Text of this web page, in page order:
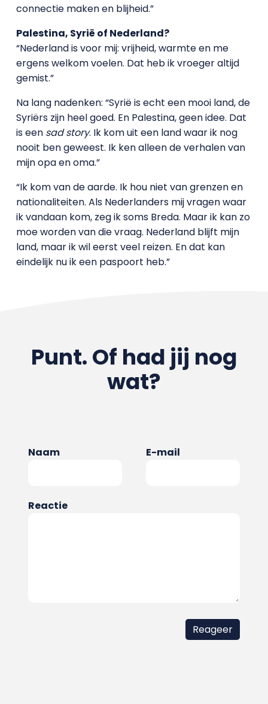
connectie maken en blijheid.”
Palestina, Syrië of Nederland?
“Nederland is voor mij: vrijheid, warmte en me
ergens welkom voelen. Dat heb ik vroeger altijd
gemist.”
Na lang nadenken: “Syrië is echt een mooi land, de
Syriërs zijn heel goed. En Palestina, geen idee. Dat
is een sad story. Ik kom uit een land waar ik nog
nooit ben geweest. Ik ken alleen de verhalen van
mijn opa en oma.”
“Ik kom van de aarde. Ik hou niet van grenzen en
nationaliteiten. Als Nederlanders mij vragen waar
ik vandaan kom, zeg ik soms Breda. Maar ik kan zo
moe worden van die vraag. Nederland blijft mijn
land, maar ik wil eerst veel reizen. En dat kan
eindelijk nu ik een paspoort heb.”
Punt. Of had jij nog
wat?
Naam E-mail
Reactie